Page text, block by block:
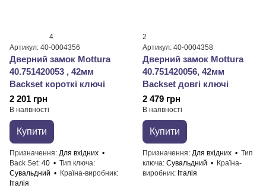
4
Артикул: 40-0004356
Дверний замок ​Mottura
40.751420053 , 42мм
Backset короткі ключі
2 201 грн
В наявності
Купити
Призначення Для вхідних
Back Set 40
Тип ключа
Сувальдний
Країна-виробник
Італія
2
Артикул: 40-0004358
Дверний замок ​Mottura
40.751420056, 42мм
Backset довгі ключі
2 479 грн
В наявності
Купити
Призначення Для вхідних
Тип
ключа Сувальдний
Країна-
виробник
Італія